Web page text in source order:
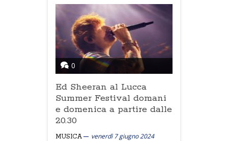
0
Ed Sheeran al Lucca
Summer Festival domani
e domenica a partire dalle
20.30
MUSICA venerdì 7 giugno 2024